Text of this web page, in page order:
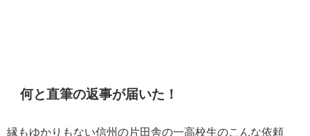
何と直筆の返事が届いた！
縁もゆかりもない信州の片田舎の一高校生のこんな依頼